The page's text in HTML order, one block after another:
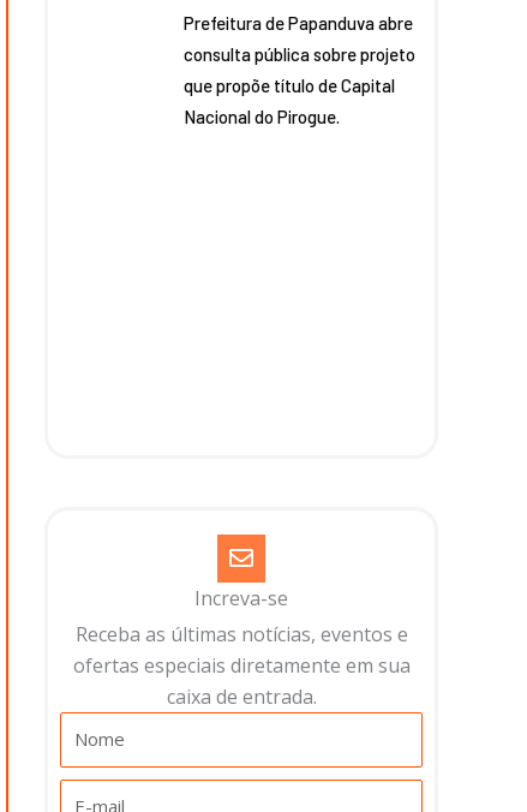
Prefeitura de Papanduva abre
consulta pública sobre projeto
que propõe título de Capital
Nacional do Pirogue.
Increva-se
Receba as últimas notícias, eventos e
ofertas especiais diretamente em sua
caixa de entrada.​